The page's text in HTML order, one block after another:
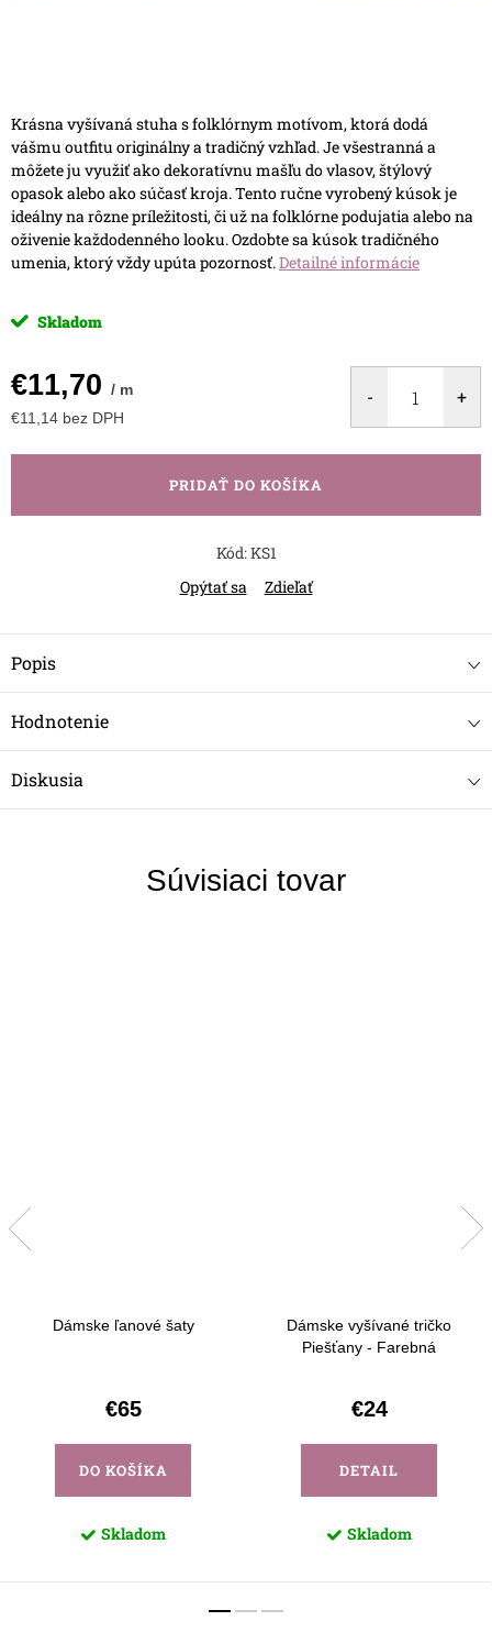
Krásna vyšívaná stuha s folklórnym motívom, ktorá dodá
vášmu outfitu originálny a tradičný vzhľad. Je všestranná a
môžete ju využiť ako dekoratívnu mašľu do vlasov, štýlový
opasok alebo ako súčasť kroja. Tento ručne vyrobený kúsok je
ideálny na rôzne príležitosti, či už na folklórne podujatia alebo na
oživenie každodenného looku. Ozdobte sa kúsok tradičného
umenia, ktorý vždy upúta pozornosť.Detailné informácie
Skladom
€11,70 / m
€11,14 bez DPH
PRIDAŤ DO KOŠÍKA
Kód:KS1
Opýtať sa
Zdieľať
Popis
Hodnotenie
Diskusia
Súvisiaci tovar
Dámske ľanové šaty
€65
DO KOŠÍKA
Skladom
Dámske vyšívané tričko
Piešťany - Farebná
€24
DETAIL
Skladom